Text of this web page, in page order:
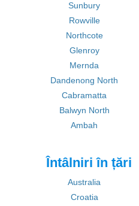
Sunbury
Rowville
Northcote
Glenroy
Mernda
Dandenong North
Cabramatta
Balwyn North
Ambah
Întâlniri în țări
Australia
Croatia